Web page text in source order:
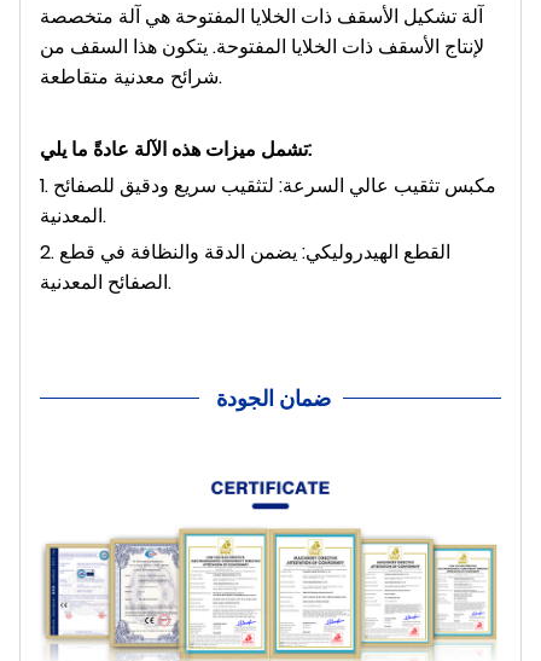
آلة تشكيل الأسقف ذات الخلايا المفتوحة هي آلة متخصصة
لإنتاج الأسقف ذات الخلايا المفتوحة. يتكون هذا السقف من
شرائح معدنية متقاطعة.
تشمل ميزات هذه الآلة عادةً ما يلي:
1. مكبس تثقيب عالي السرعة: لتثقيب سريع ودقيق للصفائح
المعدنية.
2. القطع الهيدروليكي: يضمن الدقة والنظافة في قطع
الصفائح المعدنية.
ضمان الجودة